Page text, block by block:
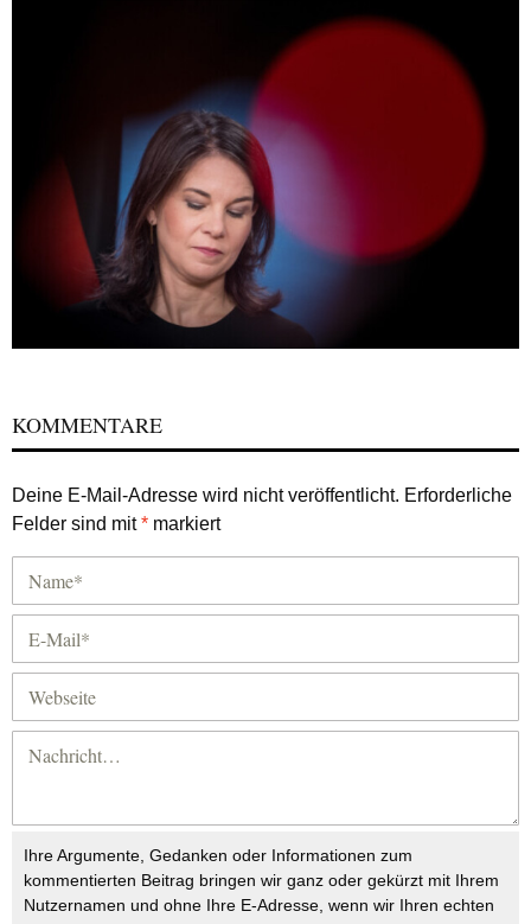
KOMMENTARE
Deine E-Mail-Adresse wird nicht veröffentlicht. Erforderliche
Felder sind mit* markiert
Ihre Argumente, Gedanken oder Informationen zum
kommentierten Beitrag bringen wir ganz oder gekürzt mit Ihrem
Nutzernamen und ohne Ihre E-Adresse, wenn wir Ihren echten